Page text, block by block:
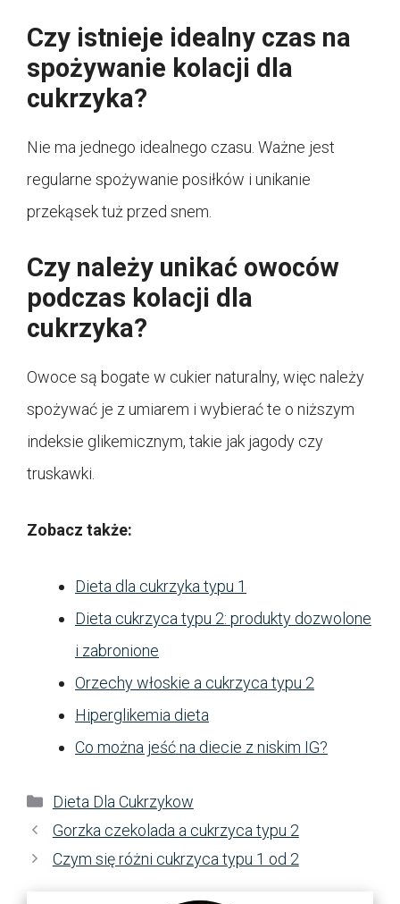
Czy istnieje idealny czas na
spożywanie kolacji dla
cukrzyka?
Nie ma jednego idealnego czasu. Ważne jest
regularne spożywanie posiłków i unikanie
przekąsek tuż przed snem.
Czy należy unikać owoców
podczas kolacji dla
cukrzyka?
Owoce są bogate w cukier naturalny, więc należy
spożywać je z umiarem i wybierać te o niższym
indeksie glikemicznym, takie jak jagody czy
truskawki.
Zobacz także:
Dieta dla cukrzyka typu 1
Dieta cukrzyca typu 2: produkty dozwolone
i zabronione
Orzechy włoskie a cukrzyca typu 2
Hiperglikemia dieta
Co można jeść na diecie z niskim IG?
Kategorie
Dieta Dla Cukrzykow
Gorzka czekolada a cukrzyca typu 2
Czym się różni cukrzyca typu 1 od 2